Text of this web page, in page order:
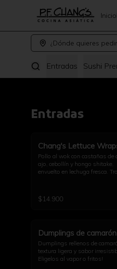
Inicio
¿Dónde quieres
Entradas Sushi
Entradas
Chang's Lettuce
Pollo al wok con castañas de
ajo, cebollín y hongo shitake,
envuelto en lechuga fresca.
$14.900
Dumplings de camarón
Dumplings rellenos de
textura ligera y sabor
Eligelos al vapor o fritos!